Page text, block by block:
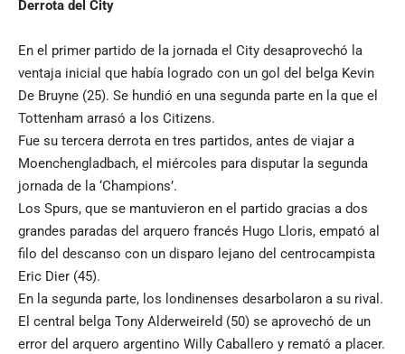
Derrota del City
En el primer partido de la jornada el City desaprovechó la
ventaja inicial que había logrado con un gol del belga Kevin
De Bruyne (25). Se hundió en una segunda parte en la que el
Tottenham arrasó a los Citizens.
Fue su tercera derrota en tres partidos, antes de viajar a
Moenchengladbach, el miércoles para disputar la segunda
jornada de la ‘Champions’.
Los Spurs, que se mantuvieron en el partido gracias a dos
grandes paradas del arquero francés Hugo Lloris, empató al
filo del descanso con un disparo lejano del centrocampista
Eric Dier (45).
En la segunda parte, los londinenses desarbolaron a su rival.
El central belga Tony Alderweireld (50) se aprovechó de un
error del arquero argentino Willy Caballero y remató a placer.